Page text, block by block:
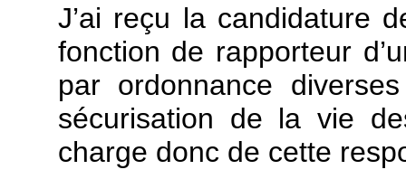
J’ai reçu la candidature
fonction de rapporteur
par ordonnance
sécurisation de la vie
charge donc de cette